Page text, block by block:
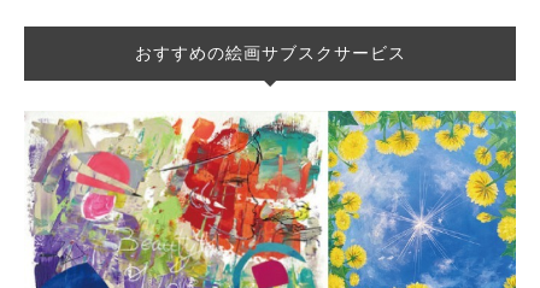
おすすめの絵画サブスクサービス